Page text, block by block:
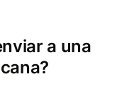
a una